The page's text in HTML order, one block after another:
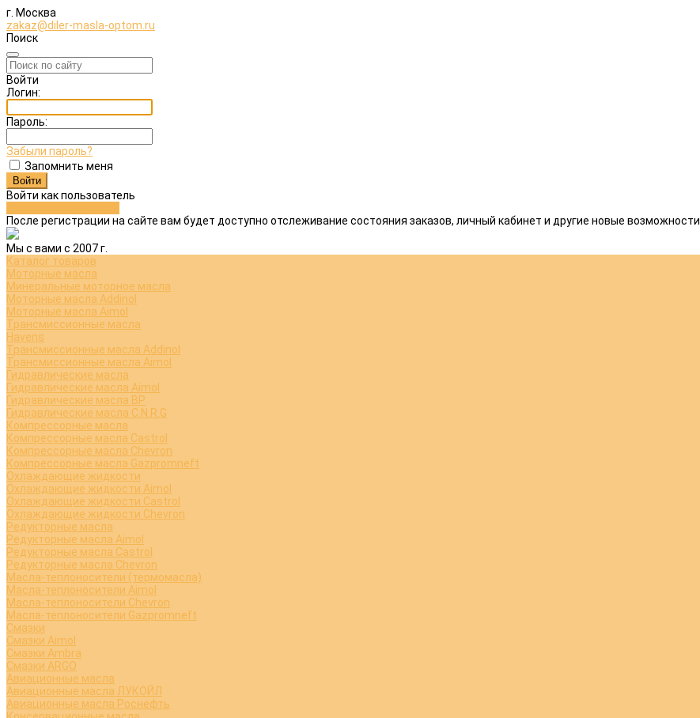
г. Москва
zakaz@diler-masla-optom.ru
Поиск
Войти
Логин:
Пароль:
Забыли пароль?
Запомнить меня
Войти как пользователь
После регистрации на сайте вам будет доступно отслеживание состояния заказов, личный кабинет и другие новые возможности
Мы с вами с 2007 г.
Каталог товаров
Моторные масла
Минеральные моторное масла
Моторные масла Addinol
Моторные масла Aimol
Трансмиссионные масла
Havens
Трансмиссионные масла Addinol
Трансмиссионные масла Aimol
Гидравлические масла
Гидравлические масла Aimol
Гидравлические масла BP
Гидравлические масла C.N.R.G
Компрессорные масла
Компрессорные масла Castrol
Компрессорные масла Chevron
Компрессорные масла Gazpromneft
Охлаждающие жидкости
Охлаждающие жидкости Aimol
Охлаждающие жидкости Castrol
Охлаждающие жидкости Chevron
Редукторные масла
Редукторные масла Aimol
Редукторные масла Castrol
Редукторные масла Chevron
Масла-теплоносители (термомасла)
Масла-теплоносители Aimol
Масла-теплоносители Chevron
Масла-теплоносители Gazpromneft
Смазки
Смазки Aimol
Смазки Ambra
Смазки ARGO
Авиационные масла
Авиационные масла ЛУКОЙЛ
Авиационные масла Роснефть